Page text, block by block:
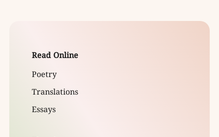
Read Online
Poetry
Translations
Essays